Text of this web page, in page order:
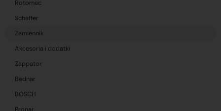
Rotomec
Schaffer
Zamiennik
Akcesoria i dodatki
Zappator
Bednar
BOSCH
Pronar